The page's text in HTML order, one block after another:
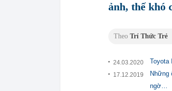
ảnh, thế khó
Theo Trí Thức Trẻ
24.03.2020 Toyota
17.12.2019
Những
ngờ…